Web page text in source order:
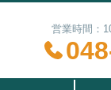
営業時間：